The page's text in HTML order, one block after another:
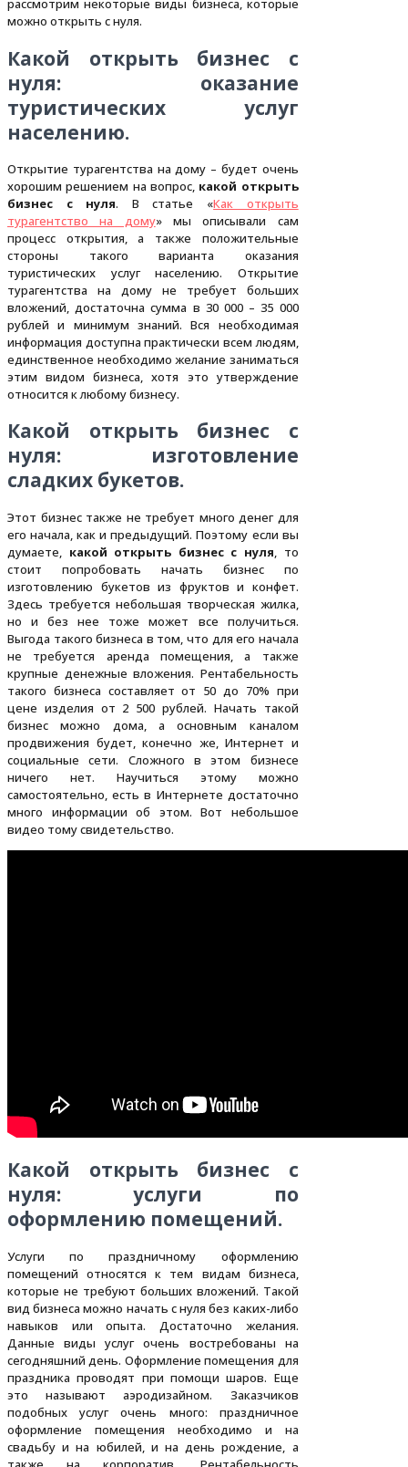
рассмотрим некоторые виды бизнеса, которые
можно открыть с нуля.
Какой открыть бизнес с
нуля: оказание
туристических услуг
населению.
Открытие турагентства на дому – будет очень
хорошим решением на вопрос, какой открыть
бизнес с нуля. В статье «Как открыть
турагентство на дому» мы описывали сам
процесс открытия, а также положительные
стороны такого варианта оказания
туристических услуг населению. Открытие
турагентства на дому не требует больших
вложений, достаточна сумма в 30 000 – 35 000
рублей и минимум знаний. Вся необходимая
информация доступна практически всем людям,
единственное необходимо желание заниматься
этим видом бизнеса, хотя это утверждение
относится к любому бизнесу.
Какой открыть бизнес с
нуля: изготовление
сладких букетов.
Этот бизнес также не требует много денег для
его начала, как и предыдущий. Поэтому если вы
думаете, какой открыть бизнес с нуля, то
стоит попробовать начать бизнес по
изготовлению букетов из фруктов и конфет.
Здесь требуется небольшая творческая жилка,
но и без нее тоже может все получиться.
Выгода такого бизнеса в том, что для его начала
не требуется аренда помещения, а также
крупные денежные вложения. Рентабельность
такого бизнеса составляет от 50 до 70% при
цене изделия от 2 500 рублей. Начать такой
бизнес можно дома, а основным каналом
продвижения будет, конечно же, Интернет и
социальные сети. Сложного в этом бизнесе
ничего нет. Научиться этому можно
самостоятельно, есть в Интернете достаточно
много информации об этом. Вот небольшое
видео тому свидетельство.
Какой открыть бизнес с
нуля: услуги по
оформлению помещений.
Услуги по праздничному оформлению
помещений относятся к тем видам бизнеса,
которые не требуют больших вложений. Такой
вид бизнеса можно начать с нуля без каких-либо
навыков или опыта. Достаточно желания.
Данные виды услуг очень востребованы на
сегодняшний день. Оформление помещения для
праздника проводят при помощи шаров. Еще
это называют аэродизайном. Заказчиков
подобных услуг очень много: праздничное
оформление помещения необходимо и на
свадьбу и на юбилей, и на день рождение, а